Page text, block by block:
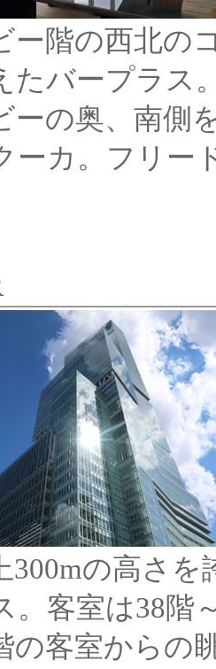
ー階の西北の
たバープラス
ーの奥、南側
ーカ。フリー
300mの高さ
。客室は38階
の客室からの